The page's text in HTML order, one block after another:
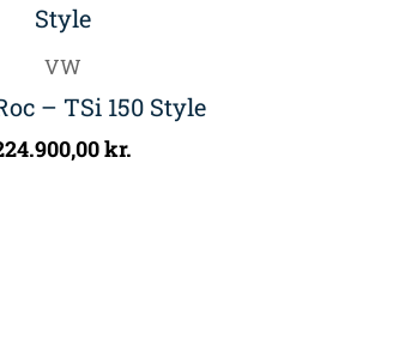
VW
– TSi 150 Style
kr.